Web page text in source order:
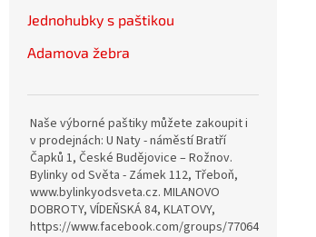
Jednohubky s paštikou
Adamova žebra
Naše výborné paštiky můžete zakoupit i
v prodejnách: U Naty - náměstí Bratří
Čapků 1, České Budějovice – Rožnov.
Bylinky od Světa - Zámek 112, Třeboň,
www.bylinkyodsveta.cz. MILANOVO
DOBROTY, VÍDEŇSKÁ 84, KLATOVY,
https://www.facebook.com/groups/770642815057689